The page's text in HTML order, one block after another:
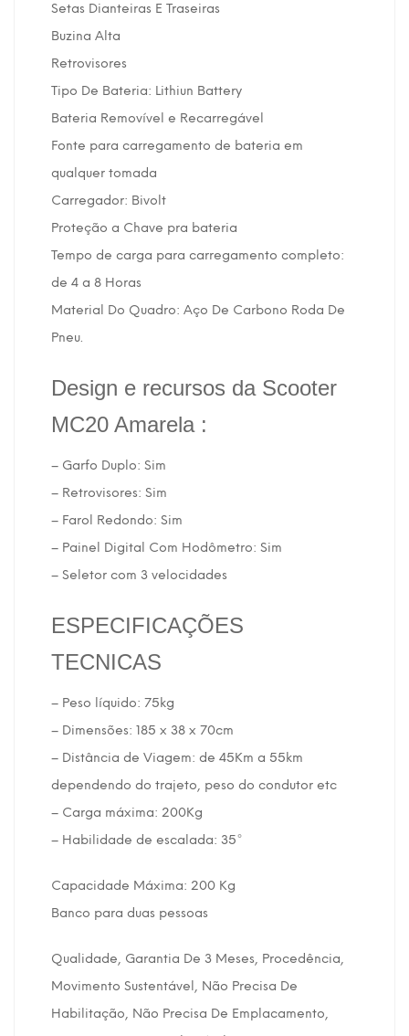
Setas Dianteiras E Traseiras
Buzina Alta
Retrovisores
Tipo De Bateria: Lithiun Battery
Bateria Removível e Recarregável
Fonte para carregamento de bateria em
qualquer tomada
Carregador: Bivolt
Proteção a Chave pra bateria
Tempo de carga para carregamento completo:
de 4 a 8 Horas
Material Do Quadro: Aço De Carbono Roda De
Pneu.
Design e recursos da Scooter
MC20 Amarela :
– Garfo Duplo: Sim
– Retrovisores: Sim
– Farol Redondo: Sim
– Painel Digital Com Hodômetro: Sim
– Seletor com 3 velocidades
ESPECIFICAÇÕES
TECNICAS
– Peso líquido: 75kg
– Dimensões: 185 x 38 x 70cm
– Distância de Viagem: de 45Km a 55km
dependendo do trajeto, peso do condutor etc
– Carga máxima: 200Kg
– Habilidade de escalada: 35°
Capacidade Máxima: 200 Kg
Banco para duas pessoas
Qualidade, Garantia De 3 Meses, Procedência,
Movimento Sustentável, Não Precisa De
Habilitação, Não Precisa De Emplacamento,